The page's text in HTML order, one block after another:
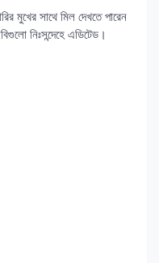
মুখের সাথে মিল দেখতে পারেন
নিঃসন্দেহে এডিটেড।